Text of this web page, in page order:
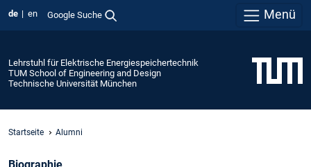
de en Google Suche Menü
Lehrstuhl für Elektrische Energiespeichertechnik
TUM School of Engineering and Design
Technische Universität München
Startseite Alumni